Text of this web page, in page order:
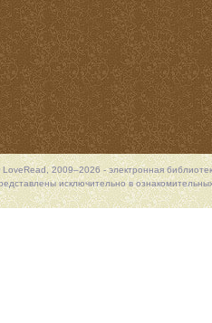
LoveRead, 2009–2026 - электронная
исключительно в